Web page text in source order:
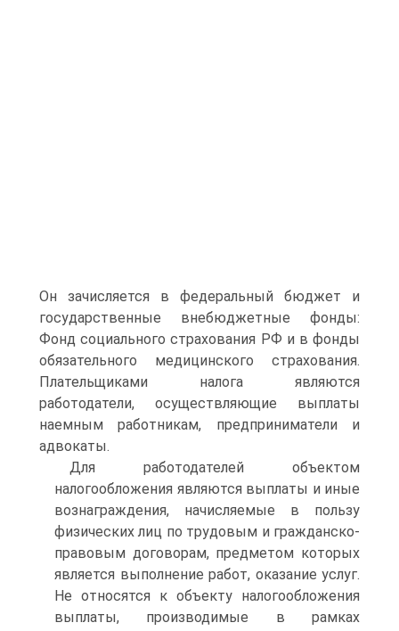
Он зачисляется в федеральный бюджет и
государственные внебюджетные фонды:
Фонд социального страхования РФ и в фонды
обязательного медицинского страхования.
Плательщиками налога являются
работодатели, осуществляющие выплаты
наемным работникам, предприниматели и
адвокаты.
Для работодателей объектом
налогообложения являются выплаты и иные
вознаграждения, начисляемые в пользу
физических лиц по трудовым и гражданско-
правовым договорам, предметом которых
является выполнение работ, оказание услуг.
Не относятся к объекту налогообложения
выплаты, производимые в рамках